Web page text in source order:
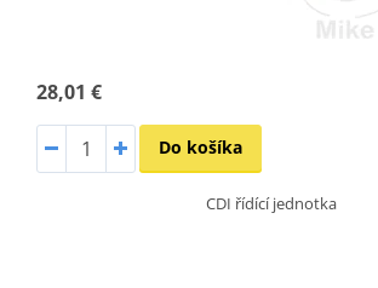
28,01 €
Do košíka
CDI řídící jednotka